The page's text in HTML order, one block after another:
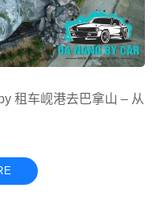
租车岘港去巴拿山 – 从